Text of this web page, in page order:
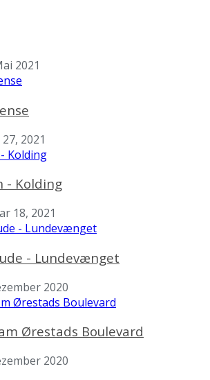
2021
2021
- Kolding
18, 2021
- Lundevænget
2020
Ørestads Boulevard
2020